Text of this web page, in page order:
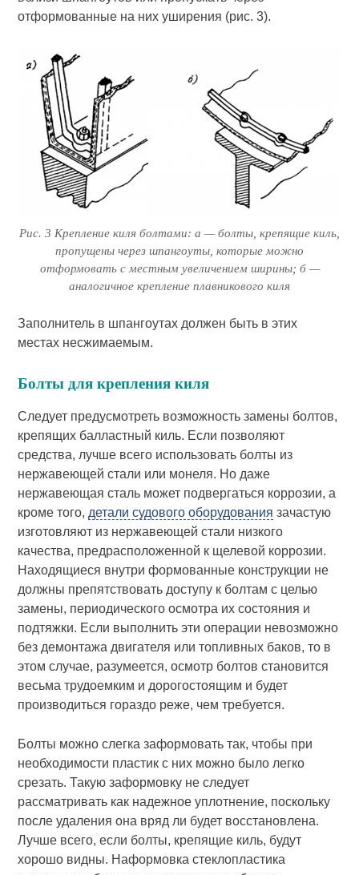
отформованные на них уширения (рис. 3).
Рис. 3 Крепление киля болтами: а — болты, крепящие киль,
пропущены че­рез шпангоуты, которые можно
отформовать с местным увеличением ширины; б —
аналогичное крепление плавникового киля
Заполнитель в шпангоутах должен быть в этих
местах несжимаемым.
Болты для крепления киля
Следует предусмотреть возможность замены болтов,
крепящих балластный киль. Если позволяют
средства, лучше всего использовать болты из
нержавеющей стали или монеля. Но даже
нержавеющая сталь может подвергаться коррозии, а
кроме того, детали судового оборудования зачастую
изготовляют из нержавеющей стали низкого
качества, предрасположенной к щелевой коррозии.
Находящиеся внутри формованные конструкции не
должны препятствовать доступу к болтам с целью
замены, периодического осмотра их состояния и
подтяжки. Если выполнить эти операции невозможно
без демонтажа двигателя или топливных баков, то в
этом случае, разумеется, осмотр болтов становится
весьма трудоемким и дорогостоящим и будет
производиться гораздо реже, чем требуется.
Болты можно слегка заформовать так, чтобы при
необходимости пластик с них можно было легко
срезать. Такую заформовку не следует
рассматривать как надежное уплотнение, поскольку
после удаления она вряд ли будет восстановлена.
Лучше всего, если болты, крепящие киль, будут
хорошо видны. Наформовка стеклопластика